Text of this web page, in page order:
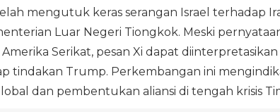
mengutuk keras serangan Israel terhadap
Luar Negeri Tiongkok. Meski
Serikat, pesan Xi dapat
tindakan Trump. Perkembangan ini
dan pembentukan aliansi di tengah krisis